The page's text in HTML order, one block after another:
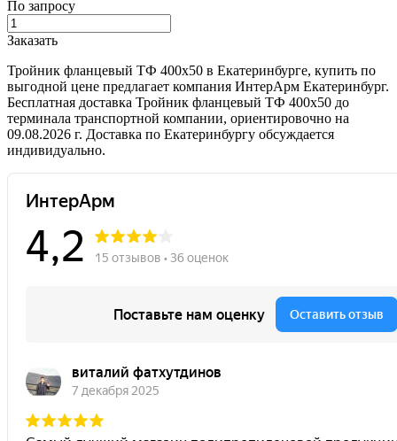
По запросу
Заказать
Тройник фланцевый ТФ 400х50 в Екатеринбурге, купить по
выгодной цене предлагает компания ИнтерАрм Екатеринбург.
Бесплатная доставка Тройник фланцевый ТФ 400х50 до
терминала транспортной компании, ориентировочно на
09.08.2026 г. Доставка по Екатеринбургу обсуждается
индивидуально.